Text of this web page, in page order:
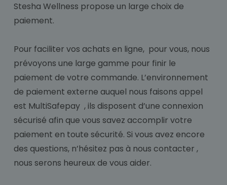
Stesha Wellness propose un large choix de
paiement.
Pour faciliter vos achats en ligne, pour vous, nous
prévoyons une large gamme pour finir le
paiement de votre commande. L’environnement
de paiement externe auquel nous faisons appel
est MultiSafepay , ils disposent d’une connexion
sécurisé afin que vous savez accomplir votre
paiement en toute sécurité. Si vous avez encore
des questions, n’hésitez pas à nous contacter ,
nous serons heureux de vous aider.